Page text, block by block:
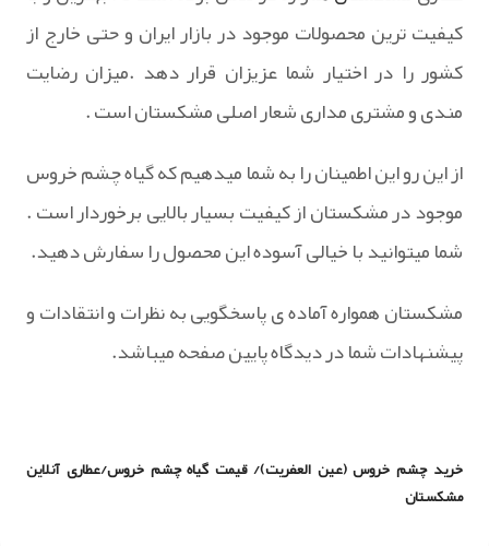
کیفیت ترین محصولات موجود در بازار ایران و حتی خارج از
کشور را در اختیار شما عزیزان قرار دهد .میزان رضایت
مندی و مشتری مداری شعار اصلی مشکستان است .
از این رو این اطمینان را به شما میدهیم که گیاه چشم خروس
موجود در مشکستان از کیفیت بسیار بالایی برخوردار است .
شما میتوانید با خیالی آسوده این محصول را سفارش دهید.
مشکستان همواره آماده ی پاسخگویی به نظرات و انتقادات و
پیشنهادات شما در دیدگاه پایین صفحه میباشد.
خرید چشم خروس (عین العفریت)/ قیمت گیاه چشم خروس/عطاری آنلاین
مشکستان